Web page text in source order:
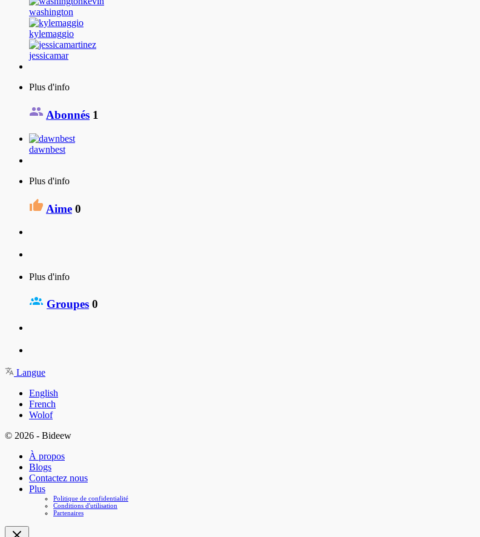
washington
kylemaggio
jessicamar
Plus d'info
Abonnés 1
dawnbest
Plus d'info
Aime 0
Plus d'info
Groupes 0
Langue
English
French
Wolof
© 2026 - Bideew
À propos
Blogs
Contactez nous
Plus
Politique de confidentialité
Conditions d'utilisation
Partenaires